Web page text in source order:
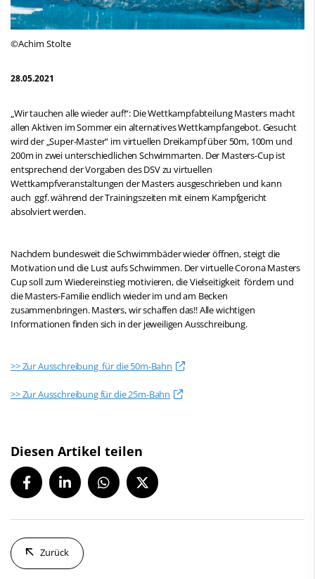
©Achim Stolte
28.05.2021
„Wir tauchen alle wieder auf!“: Die Wettkampfabteilung Masters macht
allen Aktiven im Sommer ein alternatives Wettkampfangebot. Gesucht
wird der „Super-Master“ im virtuellen Dreikampf über 50m, 100m und
200m in zwei unterschiedlichen Schwimmarten. Der Masters-Cup ist
entsprechend der Vorgaben des DSV zu virtuellen
Wettkampfveranstaltungen der Masters ausgeschrieben und kann
auch ggf. während der Trainingszeiten mit einem Kampfgericht
absolviert werden.
Nachdem bundesweit die Schwimmbäder wieder öffnen, steigt die
Motivation und die Lust aufs Schwimmen. Der virtuelle Corona Masters
Cup soll zum Wiedereinstieg motivieren, die Vielseitigkeit fördern und
die Masters-Familie endlich wieder im und am Becken
zusammenbringen. Masters, wir schaffen das!! Alle wichtigen
Informationen finden sich in der jeweiligen Ausschreibung.
>> Zur Ausschreibung für die 50m-Bahn
>> Zur Ausschreibung für die 25m-Bahn
Diesen Artikel teilen
Zurück